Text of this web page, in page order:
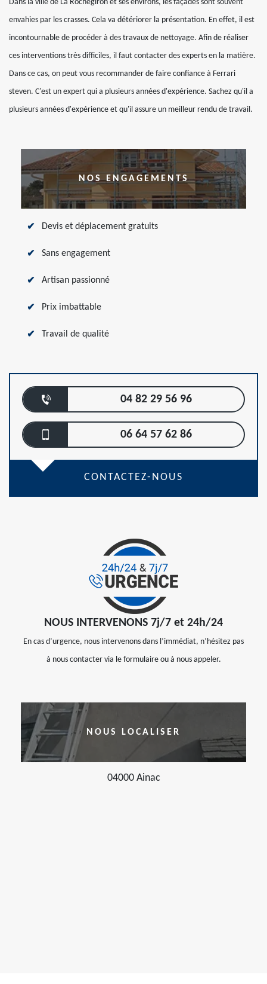
Dans la ville de La Rochegiron et ses environs, les façades sont souvent
envahies par les crasses. Cela va détériorer la présentation. En effet, il est
incontournable de procéder à des travaux de nettoyage. Afin de réaliser
ces interventions très difficiles, il faut contacter des experts en la matière.
Dans ce cas, on peut vous recommander de faire confiance à Ferrari
steven. C'est un expert qui a plusieurs années d'expérience. Sachez qu'il a
plusieurs années d'expérience et qu'il assure un meilleur rendu de travail.
NOS ENGAGEMENTS
Devis et déplacement gratuits
Sans engagement
Artisan passionné
Prix imbattable
Travail de qualité
04 82 29 56 96
06 64 57 62 86
CONTACTEZ-NOUS
NOUS INTERVENONS 7j/7 et 24h/24
En cas d’urgence, nous intervenons dans l’immédiat, n’hésitez pas
à nous contacter via le formulaire ou à nous appeler.
NOUS LOCALISER
04000 Ainac